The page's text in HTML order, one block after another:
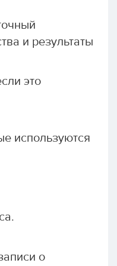
и результаты
это
используются
о